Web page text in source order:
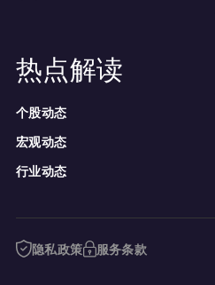
热点解读
个股动态
宏观动态
行业动态
隐私政策 服务条款